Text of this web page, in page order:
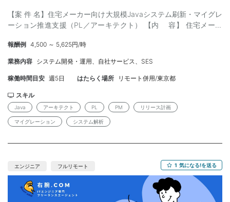
【案 件 名】住宅メーカー向け大規模Javaシステム刷新・マイグレ
ーション推進支援（PL／アーキテクト） 【内 容】 住宅メーカ
キテクトを募集しております。 Javaのバージョンアップおよび
Springへのマイグレーションに伴い、 リリース・構成管理・アー
保守・開発は別ベンダーが担当し、本ポジションではアーキテク
す。 【ス キ ル】 ＜必須＞ ・大規模Javaシステム開発経験 ・
Javaを用いた設計～開発経験 ・PL、PMまたはアーキテクトとし
て技術方針を策定・推進した経験 ・リリース計画または構成管理
件経験 ＜尚可＞ ・Spring Frameworkを用いた開発経験 ・Git／
でのプロジェクト推進経験 ＜求める人物像＞ ・大規模システムの
技術課題を主体的に整理できる方 ・ドキュメント不足環境でもソ
ース解析を行い推進できる方 ・PL／アーキテクトとして技術面を
リードできる方 ・関係者と円滑にコミュニケーションを取りなが
報酬例 4,500 ～ 5,625円/時
業務内容 システム開発・運用、自社サービス、SES
稼働時間目安 週5日 はたらく場所 リモート併用/東京都
スキル
Java アーキテクト PL PM リリース計画
マイグレーション システム解析
エンジニア フルリモート 1 気になる!を送る